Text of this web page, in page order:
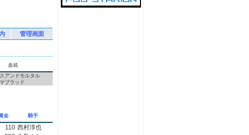
管理画面
血統
アンドモルタル
ブラッド
金 騎手
110 西村淳也